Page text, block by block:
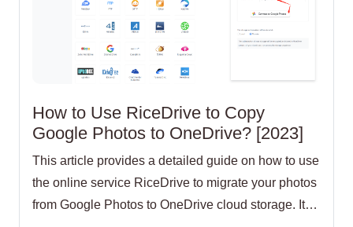
How to Use RiceDrive to Copy
Google Photos to OneDrive? [2023]
This article provides a detailed guide on how to use
the online service RiceDrive to migrate your photos
from Google Photos to OneDrive cloud storage. It